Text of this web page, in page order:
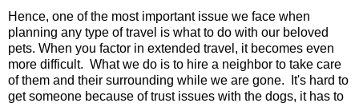
Hence, one of the most important issue we face when
planning any type of travel is what to do with our beloved
pets. When you factor in extended travel, it becomes even
more difficult. What we do is to hire a neighbor to take care
of them and their surrounding while we are gone. It's hard to
get someone because of trust issues with the dogs, it has to